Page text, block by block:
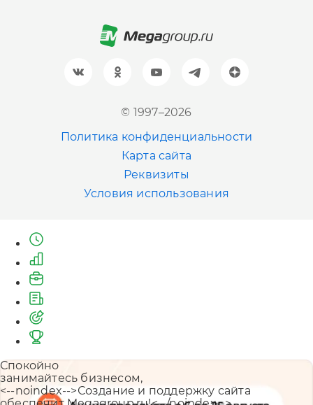
© 1997–2026
Политика конфиденциальности
Карта сайта
Реквизиты
Условия использования
+7 (961) 999-93-93
+7 (383) 207-80-51
+7 (843) 202-41-47
+7 (343) 226-06-71
Спокойно
занимайтесь бизнесом,
<--noindex-->Создание и поддержку сайта